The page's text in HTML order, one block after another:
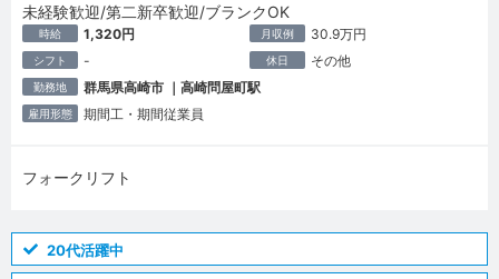
未経験歓迎/第二新卒歓迎/ブランクOK
時給 1,320円 月収例 30.9万円
シフト - 休日 その他
勤務地 群馬県高崎市 ｜高崎問屋町駅
雇用形態 期間工・期間従業員
フォークリフト
20代活躍中